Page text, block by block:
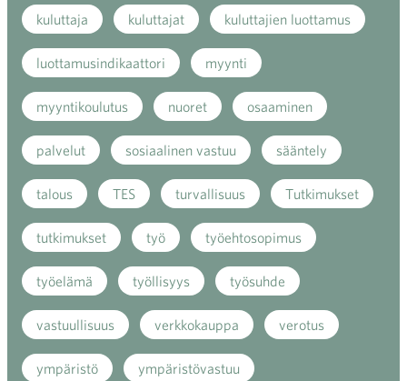
kuluttaja kuluttajat kuluttajien luottamus
luottamusindikaattori myynti
myyntikoulutus nuoret osaaminen
palvelut sosiaalinen vastuu sääntely
talous TES turvallisuus Tutkimukset
tutkimukset työ työehtosopimus
työelämä työllisyys työsuhde
vastuullisuus verkkokauppa verotus
ympäristö ympäristövastuu